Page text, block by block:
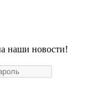
наши новости!